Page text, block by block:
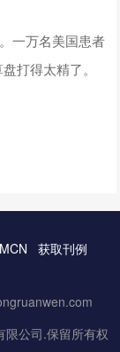
一万名美国患者
打得太精了。
获取刊例
公司.保留所有权